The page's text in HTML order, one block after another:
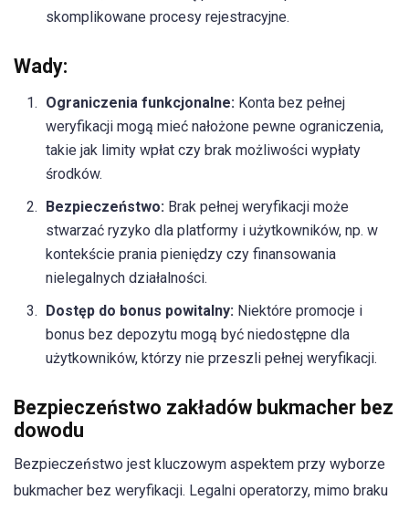
skomplikowane procesy rejestracyjne.
Wady:
Ograniczenia funkcjonalne: Konta bez pełnej
weryfikacji mogą mieć nałożone pewne ograniczenia,
takie jak limity wpłat czy brak możliwości wypłaty
środków.
Bezpieczeństwo: Brak pełnej weryfikacji może
stwarzać ryzyko dla platformy i użytkowników, np. w
kontekście prania pieniędzy czy finansowania
nielegalnych działalności.
Dostęp do bonus powitalny: Niektóre promocje i
bonus bez depozytu mogą być niedostępne dla
użytkowników, którzy nie przeszli pełnej weryfikacji.
Bezpieczeństwo zakładów bukmacher bez
dowodu
Bezpieczeństwo jest kluczowym aspektem przy wyborze
bukmacher bez weryfikacji. Legalni operatorzy, mimo braku